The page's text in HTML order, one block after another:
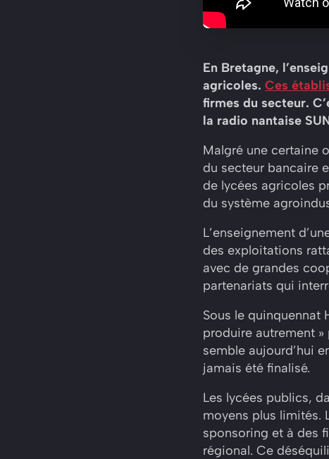
En Bretagne,
agricoles. Ces
firmes du secteur.
la radio nantaise
Malgré une certaine
du secteur bancaire
de lycées agricoles
du système
L’enseignement
des exploitations
avec de grandes
partenariats qui
Sous le quinquennat
produire autrement
semble aujourd’hui
jamais été finalisé.
Les lycées publics,
moyens plus limités.
sponsoring et à des
régional. Ce